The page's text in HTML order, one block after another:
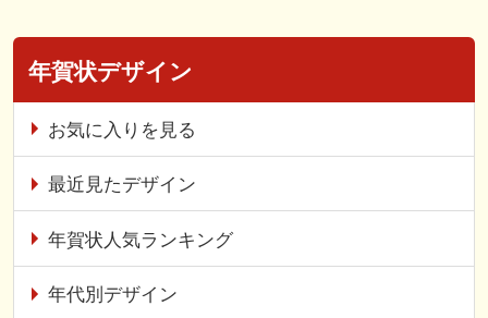
年賀状デザイン
お気に入りを見る
最近見たデザイン
年賀状人気ランキング
年代別デザイン